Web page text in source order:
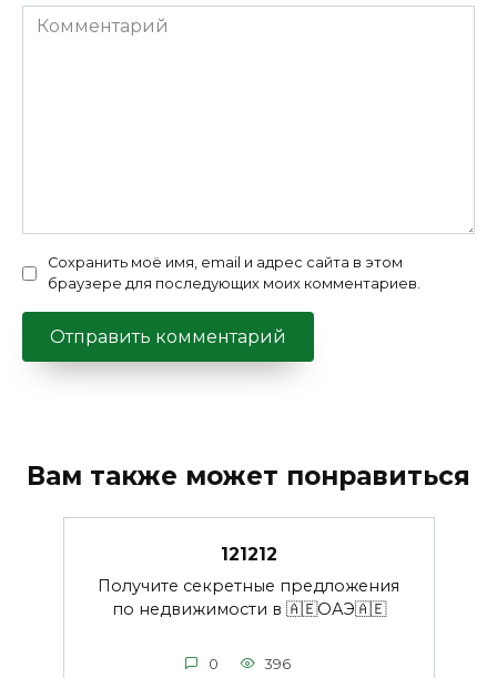
Комментарий
Сохранить моё имя, email и адрес сайта в этом
браузере для последующих моих комментариев.
Вам также может понравиться
121212
Получите секретные предложения
по недвижимости в 🇦🇪ОАЭ🇦🇪
0 396